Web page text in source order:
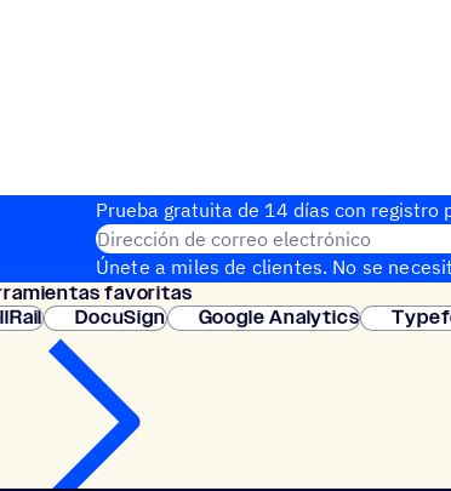
Prueba gratuita de 14 días con regis­tro
Dirección de correo electrónico
Únete a miles de clientes. No se
instantánea.
favoritas
DocuSign Google Analytics